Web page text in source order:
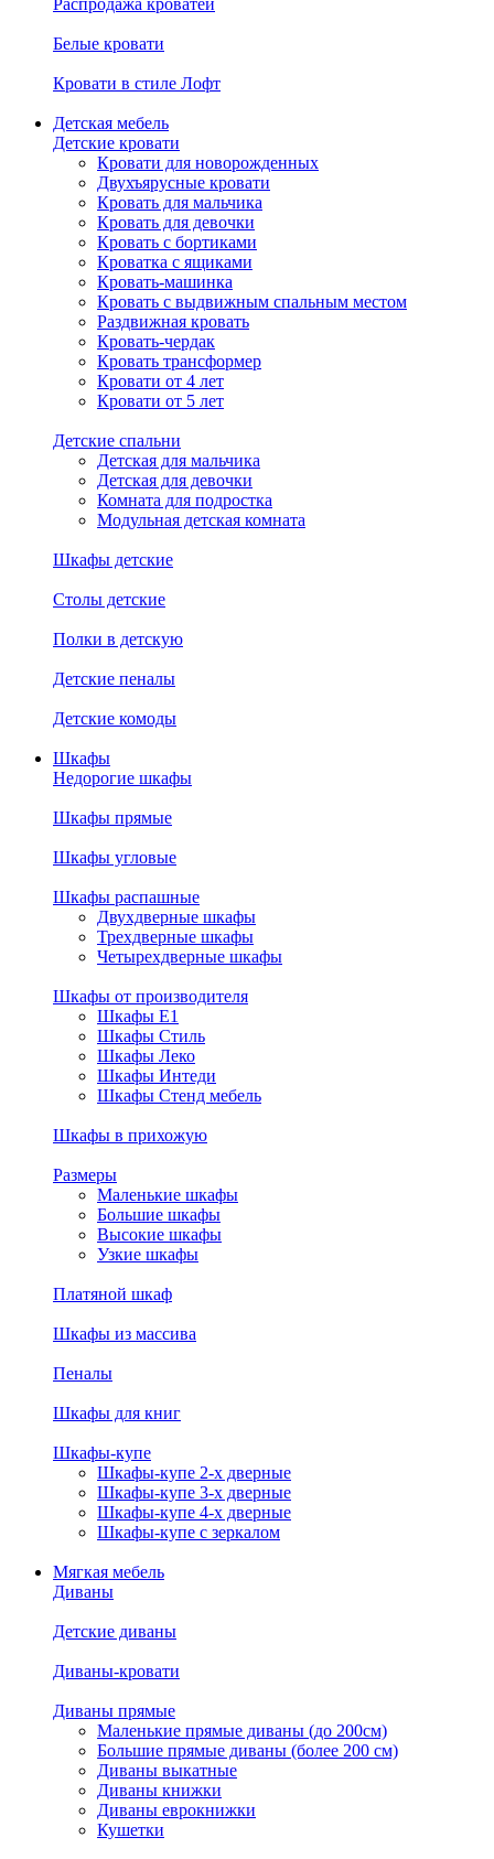
Распродажа кроватей
Белые кровати
Кровати в стиле Лофт
Детская мебель
Детские кровати
Кровати для новорожденных
Двухъярусные кровати
Кровать для мальчика
Кровать для девочки
Кровать с бортиками
Кроватка с ящиками
Кровать-машинка
Кровать с выдвижным спальным местом
Раздвижная кровать
Кровать-чердак
Кровать трансформер
Кровати от 4 лет
Кровати от 5 лет
Детские спальни
Детская для мальчика
Детская для девочки
Комната для подростка
Модульная детская комната
Шкафы детские
Столы детские
Полки в детскую
Детские пеналы
Детские комоды
Шкафы
Недорогие шкафы
Шкафы прямые
Шкафы угловые
Шкафы распашные
Двухдверные шкафы
Трехдверные шкафы
Четырехдверные шкафы
Шкафы от производителя
Шкафы E1
Шкафы Стиль
Шкафы Леко
Шкафы Интеди
Шкафы Стенд мебель
Шкафы в прихожую
Размеры
Маленькие шкафы
Большие шкафы
Высокие шкафы
Узкие шкафы
Платяной шкаф
Шкафы из массива
Пеналы
Шкафы для книг
Шкафы-купе
Шкафы-купе 2-х дверные
Шкафы-купе 3-х дверные
Шкафы-купе 4-х дверные
Шкафы-купе с зеркалом
Мягкая мебель
Диваны
Детские диваны
Диваны-кровати
Диваны прямые
Маленькие прямые диваны (до 200см)
Большие прямые диваны (более 200 см)
Диваны выкатные
Диваны книжки
Диваны еврокнижки
Кушетки